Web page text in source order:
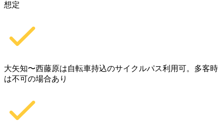
想定
大矢知〜西藤原は自転車持込のサイクルパス利用可。多客時
は不可の場合あり